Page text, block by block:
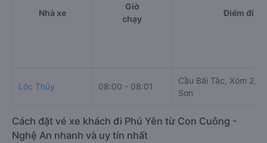
Nhà xe
Giờ
chạy
Điểm đi
Lộc Thủy 08:00 - 08:01
Cầu Bãi Tắc, Xóm 2,
Sơn
Cách đặt vé xe khách đi Phú Yên từ Con Cuông -
Nghệ An nhanh và uy tín nhất